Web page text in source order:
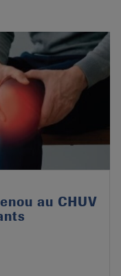
au CHUV